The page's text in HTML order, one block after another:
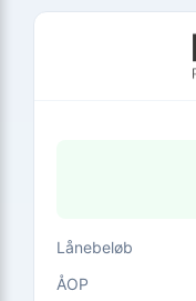
Lånebeløb
ÅOP